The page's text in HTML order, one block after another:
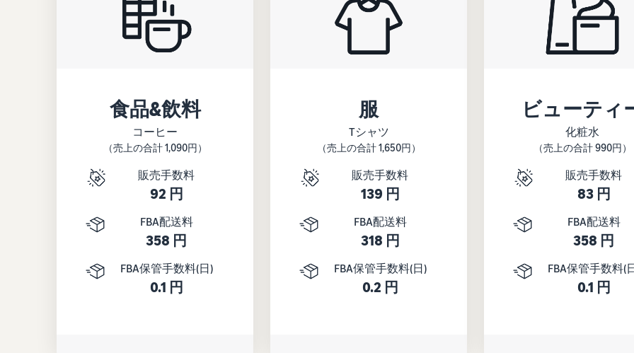
食品&飲料
コーヒー
（売上の合計 1,090円）
販売手数料
92 円
FBA配送料
358 円
FBA保管手数料(日)
0.1 円
服
Tシャツ
（売上の合計 1,650円）
販売手数料
139 円
FBA配送料
318 円
FBA保管手数料(日)
0.2 円
ビューティ
化粧水
（売上の合計 990円）
販売手数料
83 円
FBA配送料
358 円
FBA保管手数料(
0.1 円